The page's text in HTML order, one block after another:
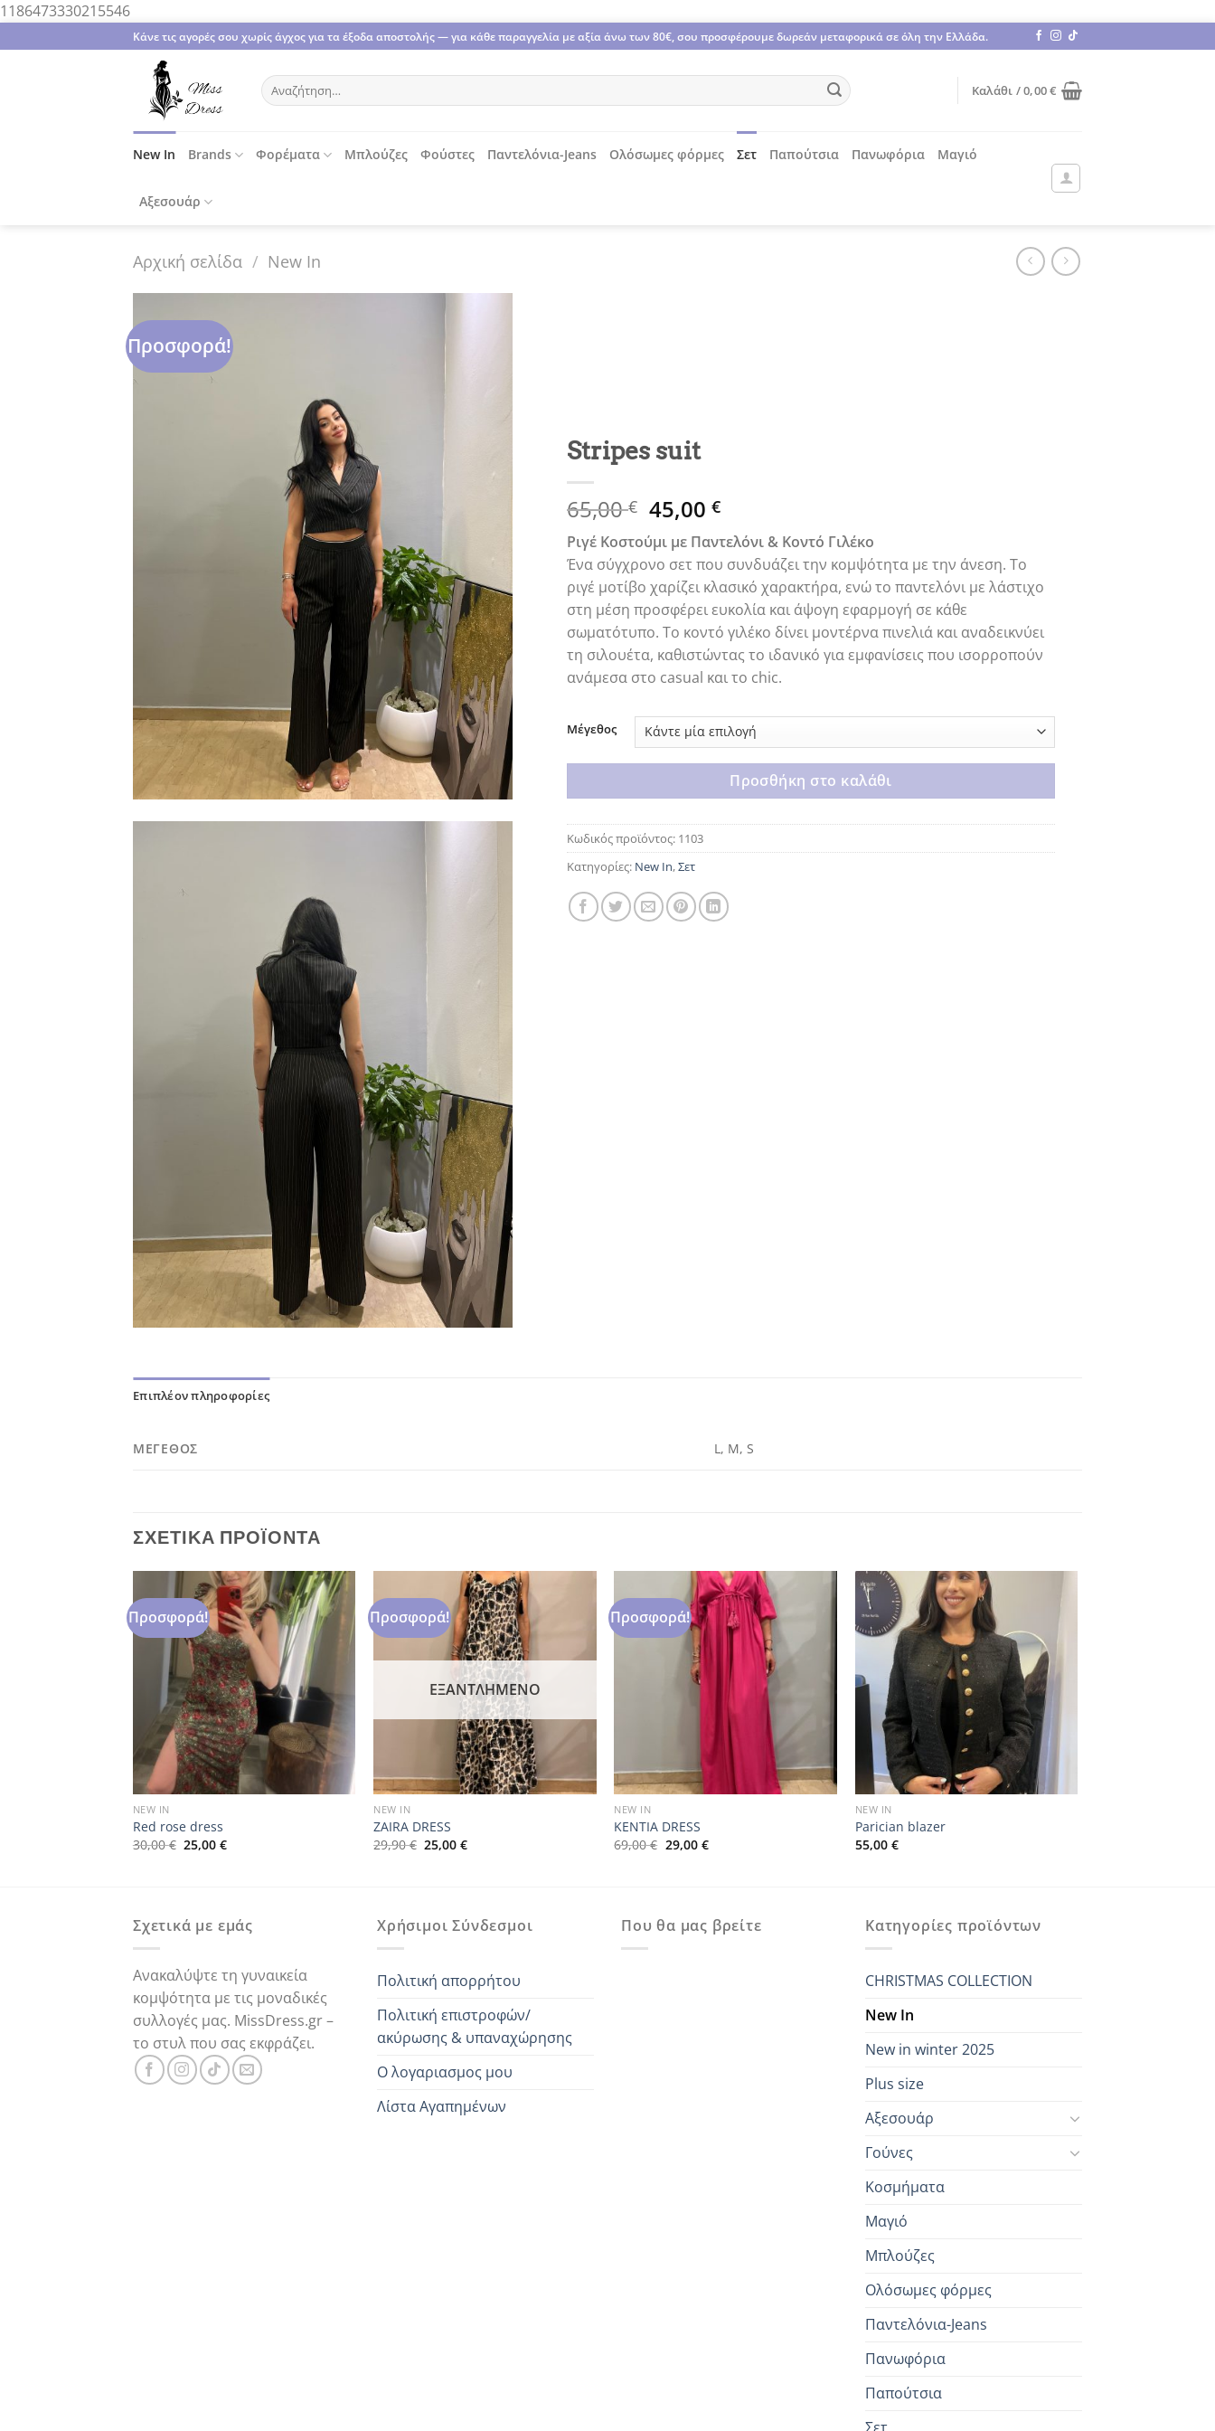
1186473330215546Μετάβαση
στο
περιεχόμενο
Κάνε τις αγορές σου χωρίς άγχος για τα έξοδα αποστολής — για κάθε παραγγελία με αξία άνω των 80€, σου προσφέρουμε δωρεάν μεταφορικά σε όλη την Ελλάδα.
Αναζήτηση
για:
Καλάθι /0,00€
New In Brands Φορέματα Μπλούζες Φούστες Παντελόνια-Jeans Ολόσωμες φόρμες Σετ Παπούτσια Πανωφόρια Μαγιό
Αξεσουάρ
Αρχική σελίδα / New In
Προσφορά!
Stripes suit
65,00€ Original
price
was:
65,00 €.
45,00€Η
τρέχουσα
τιμή
είναι:
45,00 €.
Ριγέ Κοστούμι με Παντελόνι & Κοντό Γιλέκο
Ένα σύγχρονο σετ που συνδυάζει την κομψότητα με την άνεση. Το
ριγέ μοτίβο χαρίζει κλασικό χαρακτήρα, ενώ το παντελόνι με λάστιχο
στη μέση προσφέρει ευκολία και άψογη εφαρμογή σε κάθε
σωματότυπο. Το κοντό γιλέκο δίνει μοντέρνα πινελιά και αναδεικνύει
τη σιλουέτα, καθιστώντας το ιδανικό για εμφανίσεις που ισορροπούν
ανάμεσα στο casual και το chic.
Μέγεθος
Προσθήκη στο καλάθι
Κωδικός προϊόντος: 1103
Κατηγορίες: New In,Σετ
Επιπλέον πληροφορίες
ΜΈΓΕΘΟΣ L, M, S
ΣΧΕΤΙΚΆ ΠΡΟΪΌΝΤΑ
Προσφορά!
NEW IN
Red rose dress
30,00€ Original
price
25,00€Η
Προσφορά!
ΕΞΑΝΤΛΗΜΈΝΟ
NEW IN
ZAIRA DRESS
29,90€ Original
price
25,00€Η
Προσφορά!
NEW IN
KENTIA DRESS
69,00€ Original
price
29,00 €Η
NEW IN
Parician blazer
55,00 €
Σχετικά με εμάς
Ανακαλύψτε τη γυναικεία
κομψότητα με τις μοναδικές
συλλογές μας. MissDress.gr –
το στυλ που σας εκφράζει.
Χρήσιμοι Σύνδεσμοι
Πολιτική απορρήτου
Πολιτική επιστροφών/
ακύρωσης & υπαναχώρησης
Ο λογαριασμος μου
Λίστα Αγαπημένων
Που θα μας βρείτε Κατηγορίες προϊόντων
CHRISTMAS COLLECTION
New In
New in winter 2025
Plus size
Αξεσουάρ
Γούνες
Κοσμήματα
Μαγιό
Μπλούζες
Ολόσωμες φόρμες
Παντελόνια-Jeans
Πανωφόρια
Παπούτσια